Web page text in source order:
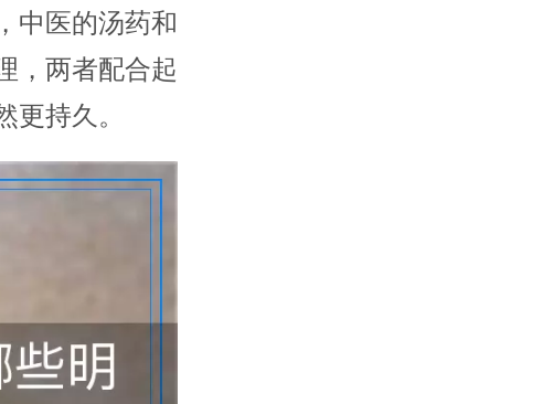
中医的汤药和
，两者配合起
持久。